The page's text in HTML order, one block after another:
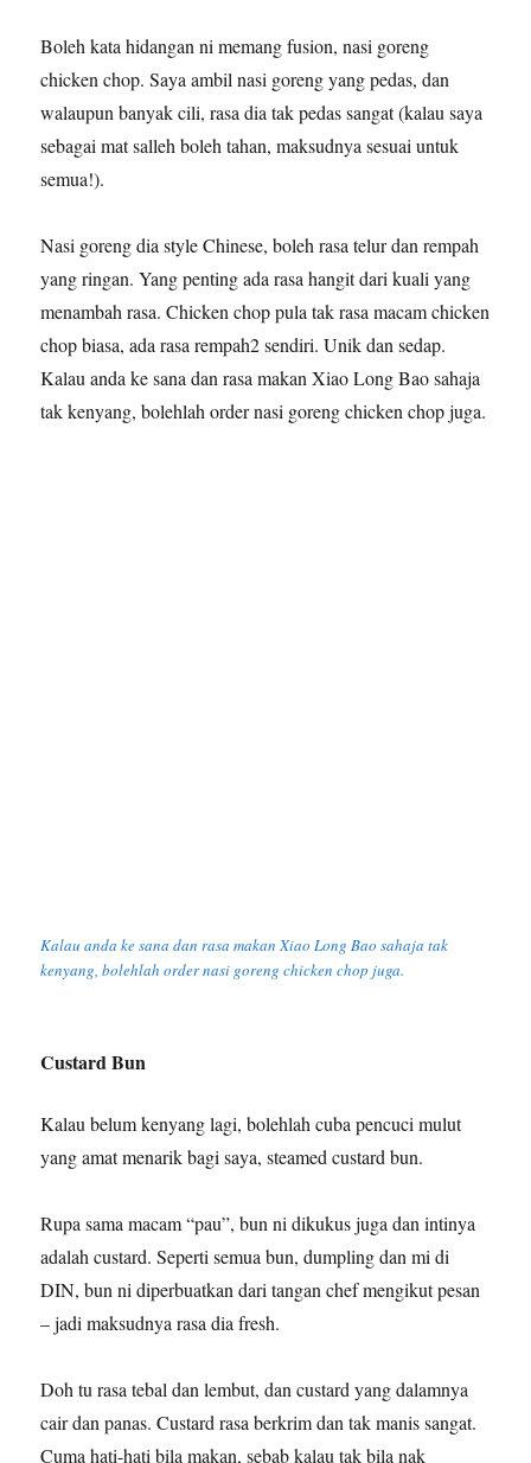
Boleh kata hidangan ni memang fusion, nasi goreng
chicken chop. Saya ambil nasi goreng yang pedas, dan
walaupun banyak cili, rasa dia tak pedas sangat (kalau saya
sebagai mat salleh boleh tahan, maksudnya sesuai untuk
semua!).
Nasi goreng dia style Chinese, boleh rasa telur dan rempah
yang ringan. Yang penting ada rasa hangit dari kuali yang
menambah rasa. Chicken chop pula tak rasa macam chicken
chop biasa, ada rasa rempah2 sendiri. Unik dan sedap.
Kalau anda ke sana dan rasa makan Xiao Long Bao sahaja
tak kenyang, bolehlah order nasi goreng chicken chop juga.
Kalau anda ke sana dan rasa makan Xiao Long Bao sahaja tak
kenyang, bolehlah order nasi goreng chicken chop juga.
Custard Bun
Kalau belum kenyang lagi, bolehlah cuba pencuci mulut
yang amat menarik bagi saya, steamed custard bun.
Rupa sama macam “pau”, bun ni dikukus juga dan intinya
adalah custard. Seperti semua bun, dumpling dan mi di
DIN, bun ni diperbuatkan dari tangan chef mengikut pesan
– jadi maksudnya rasa dia fresh.
Doh tu rasa tebal dan lembut, dan custard yang dalamnya
cair dan panas. Custard rasa berkrim dan tak manis sangat.
Cuma hati-hati bila makan, sebab kalau tak bila nak